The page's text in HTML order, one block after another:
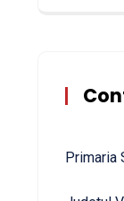
Primaria